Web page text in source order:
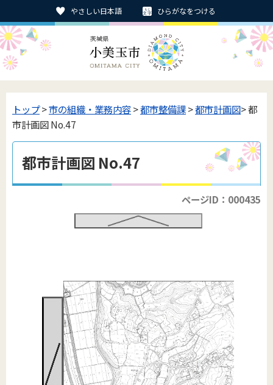
やさしい日本語 ひらがなをつける
トップ>市の組織・業務内容>都市整備課>都市計画図> 都
市計画図 No.47
都市計画図 No.47
ページID：000435